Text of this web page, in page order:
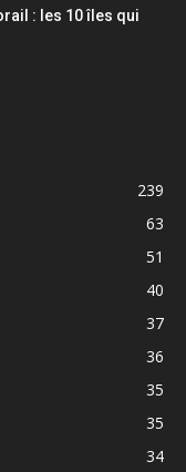
: les 10 îles qui
239
63
51
40
37
36
35
35
34